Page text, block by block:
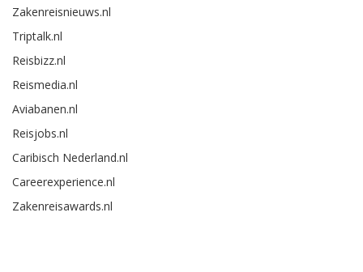
Zakenreisnieuws.nl
Triptalk.nl
Reisbizz.nl
Reismedia.nl
Aviabanen.nl
Reisjobs.nl
Caribisch Nederland.nl
Careerexperience.nl
Zakenreisawards.nl